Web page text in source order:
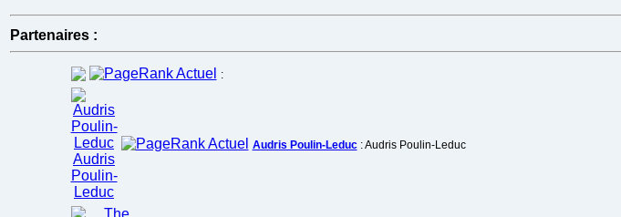
Partenaires :
:
Audris Poulin-Leduc: Audris Poulin-Leduc